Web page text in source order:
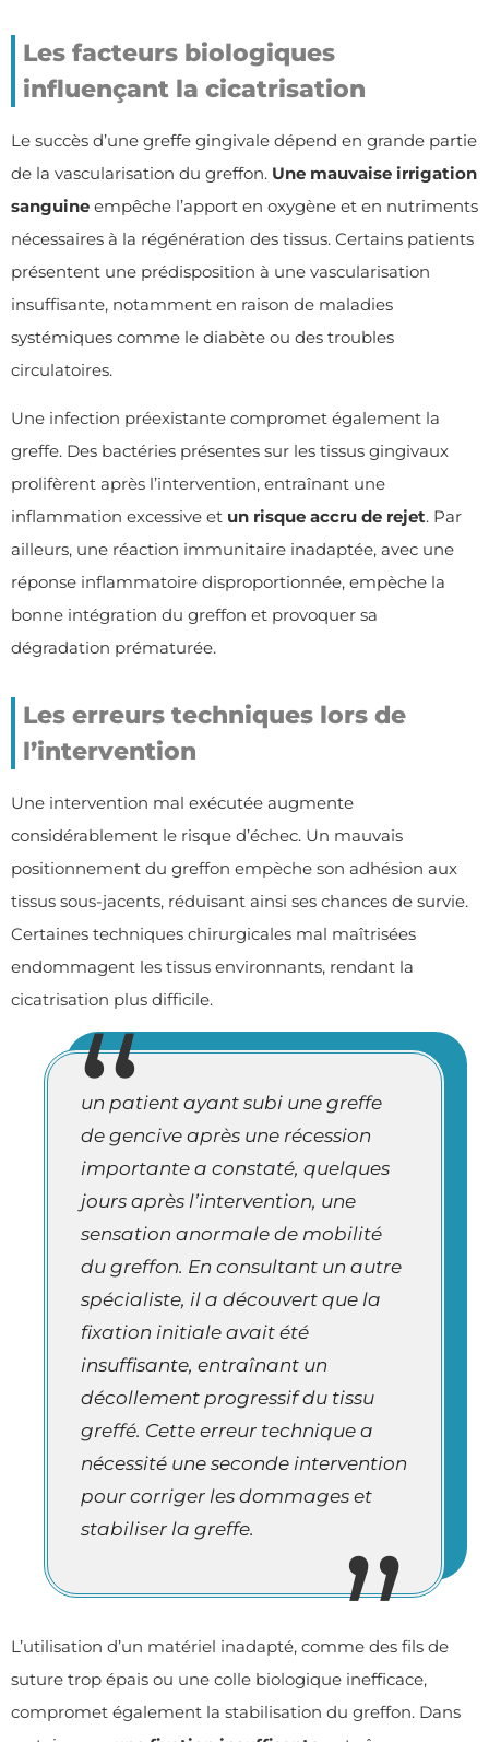
Les facteurs biologiques
influençant la cicatrisation
Le succès d’une greffe gingivale dépend en grande partie
de la vascularisation du greffon. Une mauvaise irrigation
sanguine empêche l’apport en oxygène et en nutriments
nécessaires à la régénération des tissus. Certains patients
présentent une prédisposition à une vascularisation
insuffisante, notamment en raison de maladies
systémiques comme le diabète ou des troubles
circulatoires.
Une infection préexistante compromet également la
greffe. Des bactéries présentes sur les tissus gingivaux
prolifèrent après l’intervention, entraînant une
inflammation excessive et un risque accru de rejet. Par
ailleurs, une réaction immunitaire inadaptée, avec une
réponse inflammatoire disproportionnée, empèche la
bonne intégration du greffon et provoquer sa
dégradation prématurée.
Les erreurs techniques lors de
l’intervention
Une intervention mal exécutée augmente
considérablement le risque d’échec. Un mauvais
positionnement du greffon empèche son adhésion aux
tissus sous-jacents, réduisant ainsi ses chances de survie.
Certaines techniques chirurgicales mal maîtrisées
endommagent les tissus environnants, rendant la
cicatrisation plus difficile.
un patient ayant subi une greffe
de gencive après une récession
importante a constaté, quelques
jours après l’intervention, une
sensation anormale de mobilité
du greffon. En consultant un autre
spécialiste, il a découvert que la
fixation initiale avait été
insuffisante, entraînant un
décollement progressif du tissu
greffé. Cette erreur technique a
nécessité une seconde intervention
pour corriger les dommages et
stabiliser la greffe.
L’utilisation d’un matériel inadapté, comme des fils de
suture trop épais ou une colle biologique inefficace,
compromet également la stabilisation du greffon. Dans